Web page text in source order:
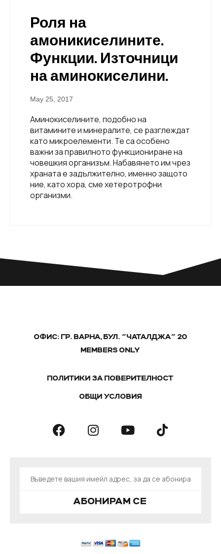
Роля на
амоникиселините.
Функции. Източници
на аминокиселини.
May 25, 2017
Аминокиселините, подобно на
витамините и минералите, се разглеждат
като микроелементи. Те са особено
важни за правилното функциониране на
човешкия организъм. Набавянето им чрез
храната е задължително, именно защото
ние, като хора, сме хетеротрофни
организми.
ОФИС: ГР. ВАРНА, БУЛ. "ЧАТАЛДЖА" 20
MEMBERS ONLY
ПОЛИТИКИ ЗА ПОВЕРИТЕЛНОСТ
ОБЩИ УСЛОВИЯ
АБОНИРАМ СЕ